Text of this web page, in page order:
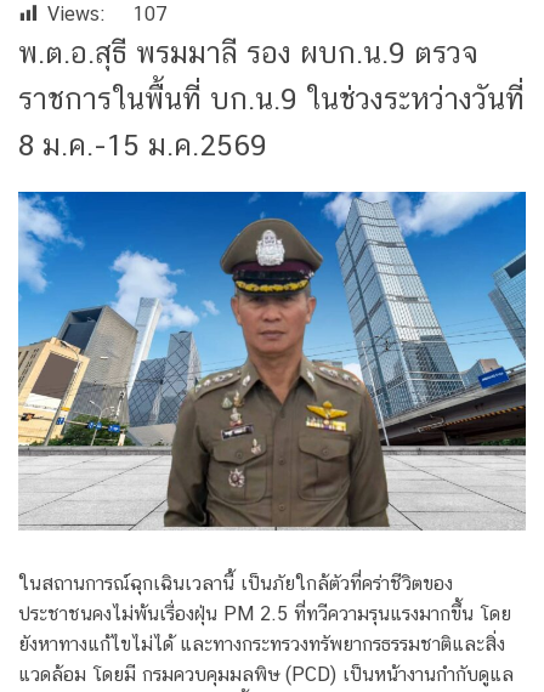
Views: 107
พ.ต.อ.สุธี พรมมาลี รอง ผบก.น.9 ตรวจ
ราชการในพื้นที่ บก.น.9 ในช่วงระหว่างวันที่
8 ม.ค.-15 ม.ค.2569
ในสถานการณ์ฉุกเฉินเวลานี้ เป็นภัยใกล้ตัวที่คร่าชีวิตของ
ประชาชนคงไม่พ้นเรื่องฝุ่น PM 2.5 ที่ทวีความรุนแรงมากขึ้น โดย
ยังหาทางแก้ไขไม่ได้ และทางกระทรวงทรัพยากรธรรมชาติและสิ่ง
แวดล้อม โดยมี กรมควบคุมมลพิษ (PCD) เป็นหน้างานกำกับดูแล